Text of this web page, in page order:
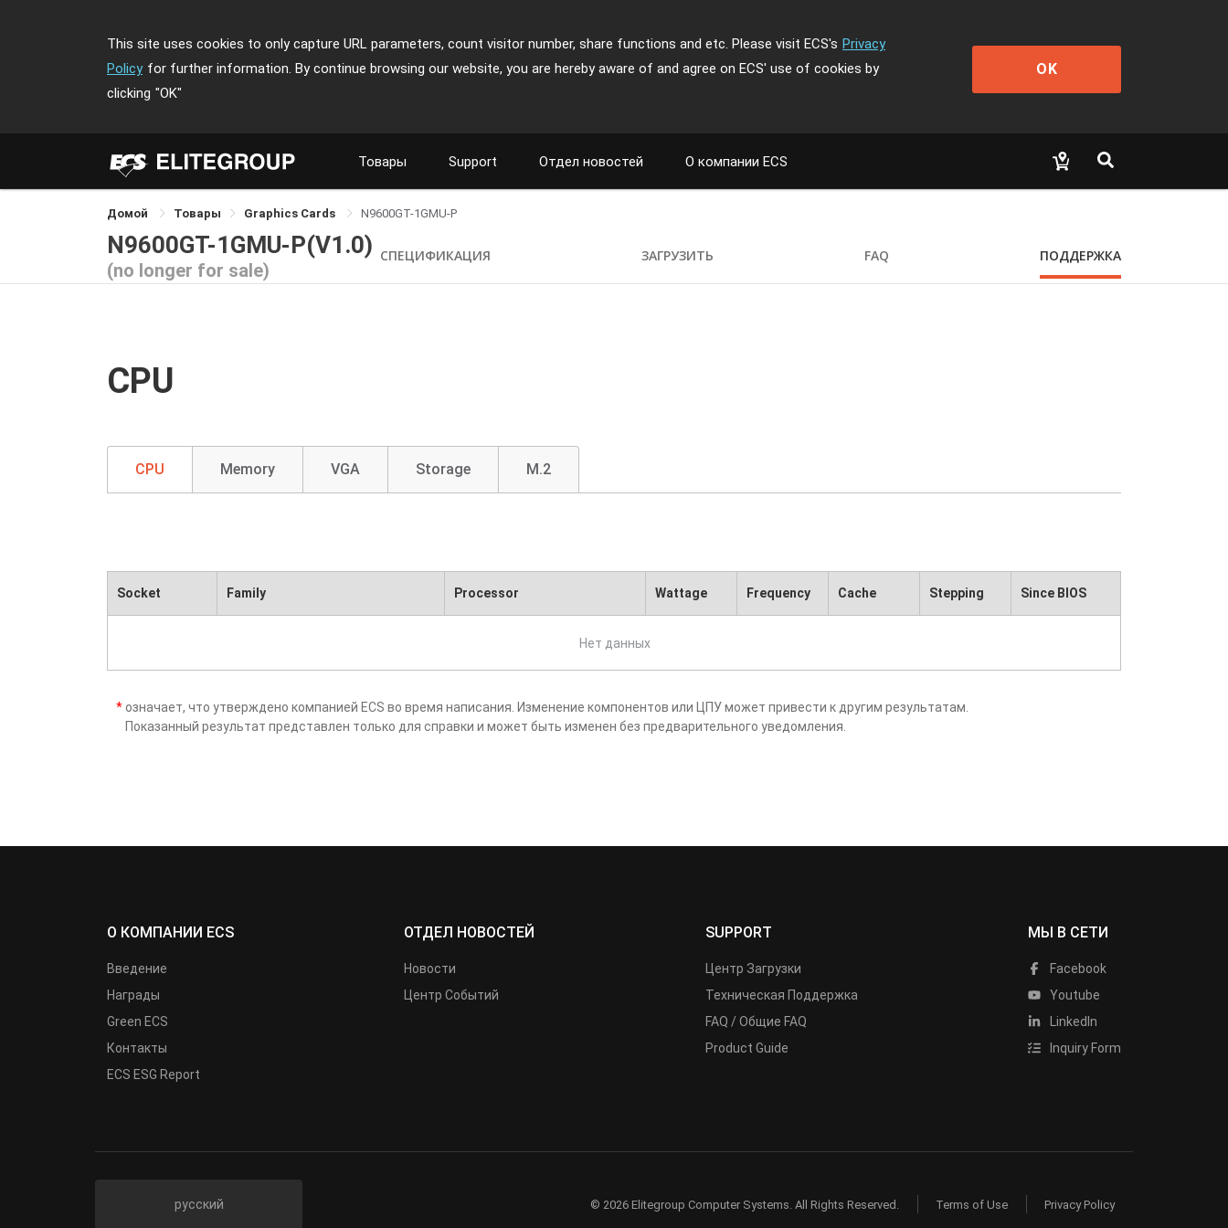
This site uses cookies to only capture URL parameters, count visitor number, share functions and etc. Please visit ECS's Privacy
Policy for further information. By continue browsing our website, you are hereby aware of and agree on ECS' use of cookies by
clicking "OK"
OK
Товары Support Отдел новостей О компании ECS
Домой Товары Graphics Cards N9600GT-1GMU-P
N9600GT-1GMU-P(V1.0)
(no longer for sale)
СПЕЦИФИКАЦИЯ ЗАГРУЗИТЬ FAQ ПОДДЕРЖКА
CPU
CPU Memory VGA Storage M.2
Socket Family Processor Wattage Frequency Cache Stepping Since BIOS
Нет данных
* означает, что утверждено компанией ECS во время написания. Изменение компонентов или ЦПУ может привести к другим результатам.
Показанный результат представлен только для справки и может быть изменен без предварительного уведомления.
О КОМПАНИИ ECS
Введение
Награды
Green ECS
Контакты
ECS ESG Report
ОТДЕЛ НОВОСТЕЙ
Новости
Центр Событий
SUPPORT
Центр Загрузки
Техническая Поддержка
FAQ / Общие FAQ
Product Guide
МЫ В СЕТИ
Facebook
Youtube
LinkedIn
Inquiry Form
русский © 2026 Elitegroup Computer Systems. All Rights Reserved. Terms of Use Privacy Policy